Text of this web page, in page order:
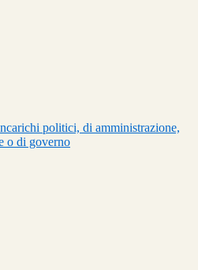
politici, di amministrazione,
o di governo